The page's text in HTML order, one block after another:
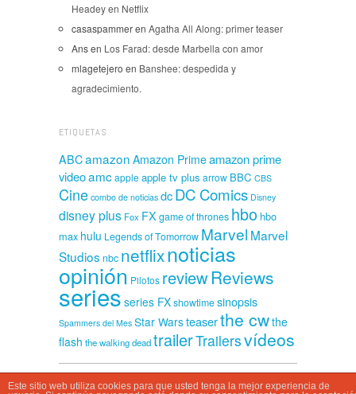
Headey en Netflix
casaspammeren Agatha All Along: primer teaser
Ansen Los Farad: desde Marbella con amor
mlagetejero en Banshee: despedida y
agradecimiento.
ETIQUETAS
ABCamazon Amazon Primeamazon prime
videoamcapple apple tv plus arrow BBC CBS
Cine combo de noticias dcDC Comics Disney
disney plus Fox FX game of thrones hbo hbo
max hulu Legends of Tomorrow Marvel Marvel
Studios nbc netflixnoticias
opinión Pilotos reviewReviews
series series FXshowtimesinopsis
Spammers del Mes Star Warsteaserthe cwthe
flash the walking deadtrailerTrailersvídeos
Este sitio web utiliza cookies para que usted tenga la mejor experiencia de